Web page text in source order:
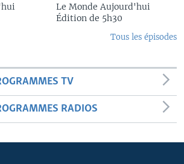
Le Monde Aujourd'hui
Édition de 5h30
Tous les épisodes
TV
RADIOS